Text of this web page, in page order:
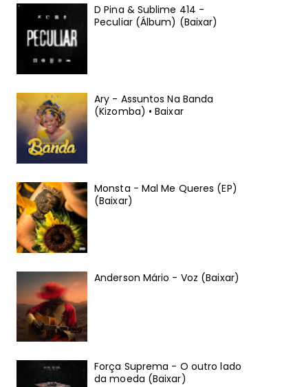
D Pina & Sublime 414 -
Peculiar (Álbum) (Baixar)
Ary - Assuntos Na Banda
(Kizomba) • Baixar
Monsta - Mal Me Queres (EP)
(Baixar)
Anderson Mário - Voz (Baixar)
Força Suprema - O outro lado
da moeda (Baixar)